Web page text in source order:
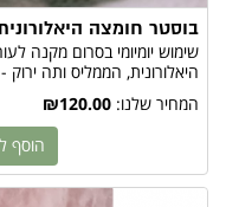
בוסטר חומצה
שימוש יומיומי בסרום מקנה
היאלורונית, הממליס ותה ירוק -
המחיר שלנו: ₪120.00
הוסף